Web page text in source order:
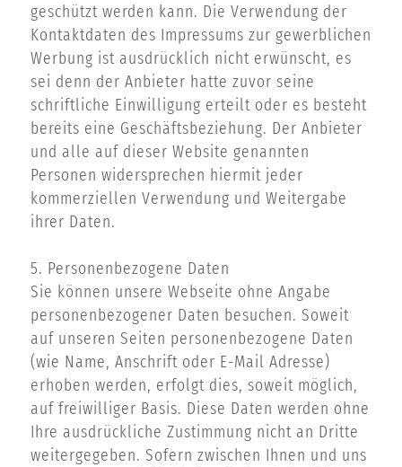
geschützt werden kann. Die Verwendung der
Kontaktdaten des Impressums zur gewerblichen
Werbung ist ausdrücklich nicht erwünscht, es
sei denn der Anbieter hatte zuvor seine
schriftliche Einwilligung erteilt oder es besteht
bereits eine Geschäftsbeziehung. Der Anbieter
und alle auf dieser Website genannten
Personen widersprechen hiermit jeder
kommerziellen Verwendung und Weitergabe
ihrer Daten.
5. Personenbezogene Daten
Sie können unsere Webseite ohne Angabe
personenbezogener Daten besuchen. Soweit
auf unseren Seiten personenbezogene Daten
(wie Name, Anschrift oder E-Mail Adresse)
erhoben werden, erfolgt dies, soweit möglich,
auf freiwilliger Basis. Diese Daten werden ohne
Ihre ausdrückliche Zustimmung nicht an Dritte
weitergegeben. Sofern zwischen Ihnen und uns